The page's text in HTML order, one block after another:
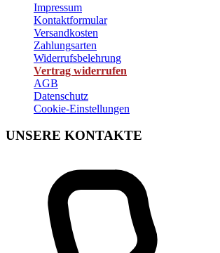
Impressum
Kontaktformular
Versandkosten
Zahlungsarten
Widerrufsbelehrung
Vertrag widerrufen
AGB
Datenschutz
Cookie-Einstellungen
UNSERE KONTAKTE